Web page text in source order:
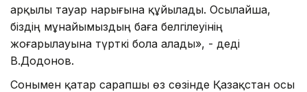
арқылы тауар нарығына құйылады. Осылайша,
біздің мұнайымыздың баға белгілеуінің
жоғарылауына түрткі бола алады», - деді
В.Додонов.
Сонымен қатар сарапшы өз сөзінде Қазақстан осы